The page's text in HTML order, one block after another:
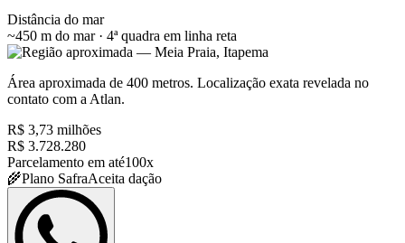
Distância do mar
~450 m do mar · 4ª quadra em linha reta
Área aproximada de 400 metros. Localização exata revelada no
contato com a Atlan.
R$ 3,73 milhões
R$ 3.728.280
Parcelamento em até100x
🌾Plano SafraAceita dação